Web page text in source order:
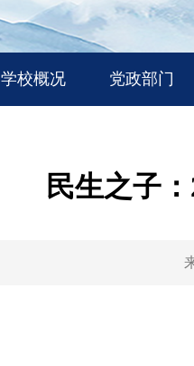
学校概况 党政部门
民生之子